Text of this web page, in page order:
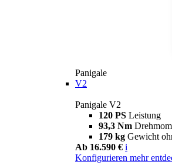
Panigale
V2
Panigale V2
120 PS Leistung
93,3 Nm
179 kg Gewicht
Ab 16.590 € i
Konfigurieren mehr